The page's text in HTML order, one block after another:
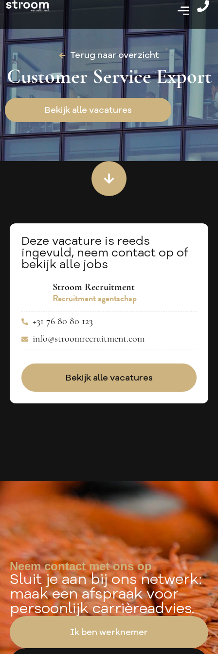
Terug naar overzicht
Customer Service Export
Bekijk alle vacatures
Deze vacature is reeds
ingevuld, neem contact op of
bekijk alle jobs
Stroom Recruitment
Recruitment agentschap
+31 76 80 80 123
info@stroomrecruitment.com
Bekijk alle vacatures
Neem contact met ons op
Sluit je aan bij ons netwerk:
maak een afspraak voor
persoonlijk carrièreadvies.
Ik ben werknemer